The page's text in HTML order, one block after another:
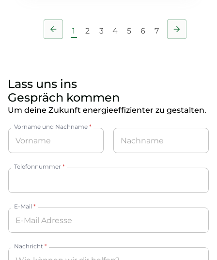
1 2 3 4 5 6 7
Lass uns ins
Gespräch kommen
Um deine Zukunft energieeffizienter zu gestalten.
Vorname und Nachname *
Vorname
Nachname
Telefonnummer *
E-Mail *
Nachricht *